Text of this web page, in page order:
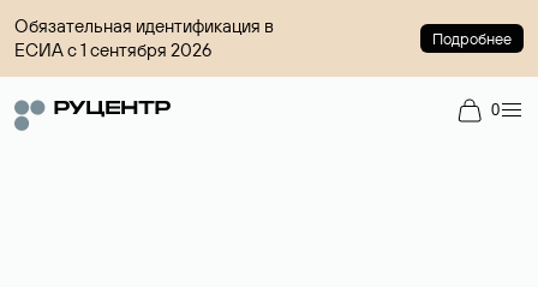
Обязательная идентификация в
ЕСИА с 1 сентября 2026
Подробнее
0